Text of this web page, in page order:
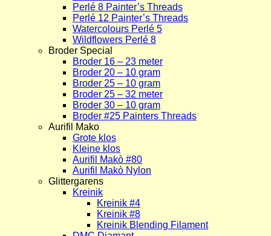
Perlé 8 Painter’s Threads
Perlé 12 Painter’s Threads
Watercolours Perlé 5
Wildflowers Perlé 8
Broder Special
Broder 16 – 23 meter
Broder 20 – 10 gram
Broder 25 – 10 gram
Broder 25 – 32 meter
Broder 30 – 10 gram
Broder #25 Painters Threads
Aurifil Mako
Grote klos
Kleine klos
Aurifil Makò #80
Aurifil Makò Nylon
Glittergarens
Kreinik
Kreinik #4
Kreinik #8
Kreinik Blending Filament